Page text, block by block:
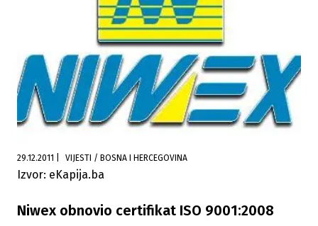
29.12.2011 VIJESTI / BOSNA I HERCEGOVINA
Izvor: eKapija.ba
Niwex obnovio certifikat ISO 9001:2008